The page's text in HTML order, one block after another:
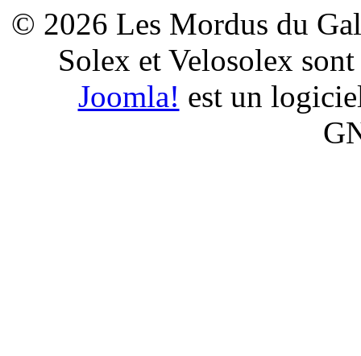
© 2026 Les Mordus du
Solex et Velosolex
Joomla! est un